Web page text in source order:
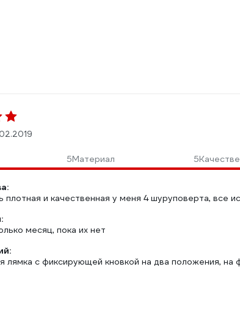
5Материал 5
плотная и качественная у меня 4 шуруповерта, все
месяц, пока их нет
лямка с фиксирующей кновкой на два положения,